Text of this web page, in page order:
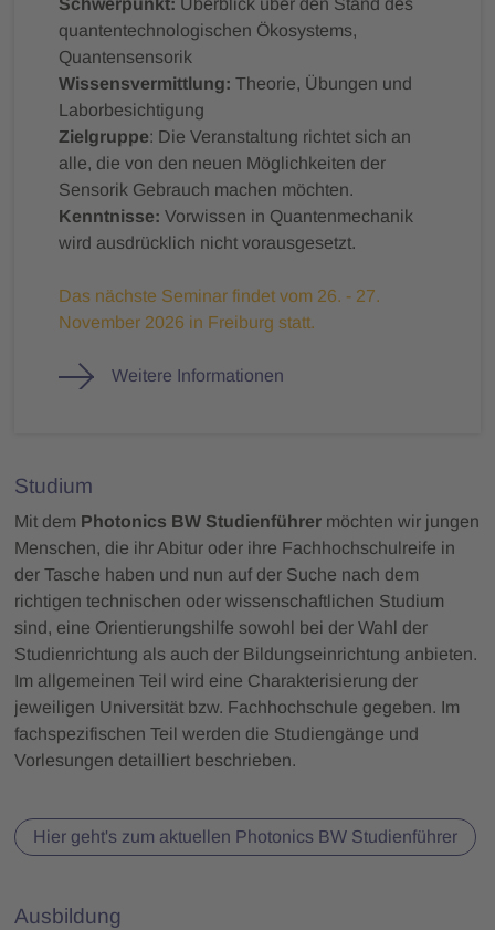
Schwerpunkt: Überblick über den Stand des
quantentechnologischen Ökosystems,
Quantensensorik
Wissensvermittlung: Theorie, Übungen und
Laborbesichtigung
Zielgruppe: Die Veranstaltung richtet sich an
alle, die von den neuen Möglichkeiten der
Sensorik Gebrauch machen möchten.
Kenntnisse: Vorwissen in Quantenmechanik
wird ausdrücklich nicht vorausgesetzt.
Das nächste Seminar findet vom 26. - 27.
November 2026 in Freiburg statt.
Weitere Informationen
Studium
Mit dem Photonics BW Studienführer möchten wir jungen
Menschen, die ihr Abitur oder ihre Fachhochschulreife in
der Tasche haben und nun auf der Suche nach dem
richtigen technischen oder wissenschaftlichen Studium
sind, eine Orientierungshilfe sowohl bei der Wahl der
Studienrichtung als auch der Bildungseinrichtung anbieten.
Im allgemeinen Teil wird eine Charakterisierung der
jeweiligen Universität bzw. Fachhochschule gegeben. Im
fachspezifischen Teil werden die Studiengänge und
Vorlesungen detailliert beschrieben.
Hier geht's zum aktuellen Photonics BW Studienführer
Ausbildung